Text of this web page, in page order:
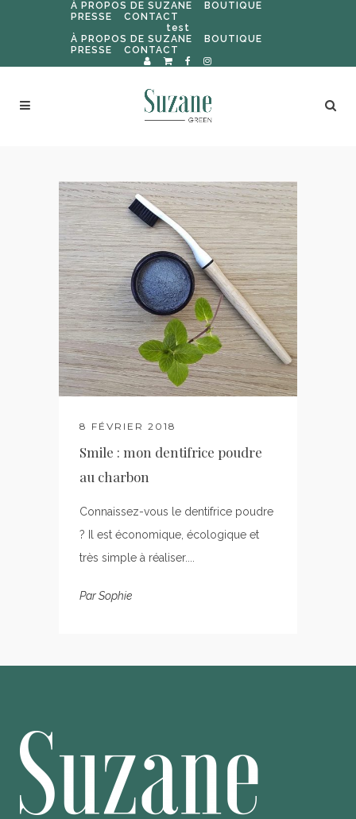
À PROPOS DE SUZANE
BOUTIQUE
PRESSE
CONTACT
test
À PROPOS DE SUZANE
BOUTIQUE
PRESSE
CONTACT
8 FÉVRIER 2018
Smile : mon dentifrice poudre
au charbon
Connaissez-vous le dentifrice poudre
? Il est économique, écologique et
très simple à réaliser....
ParSophie